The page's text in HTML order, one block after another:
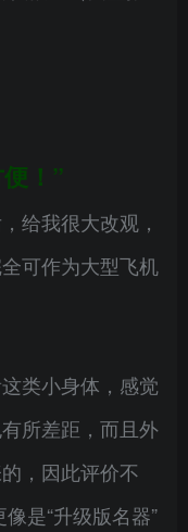
！”
给我很大改观，
可作为大型飞机
类小身体，感觉
所差距，而且外
，因此评价不
是“升级版名器”